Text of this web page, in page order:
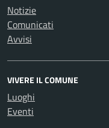
Notizie
Comunicati
Avvisi
VIVERE IL COMUNE
Luoghi
Eventi